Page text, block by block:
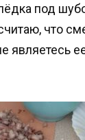
под
что
являетесь